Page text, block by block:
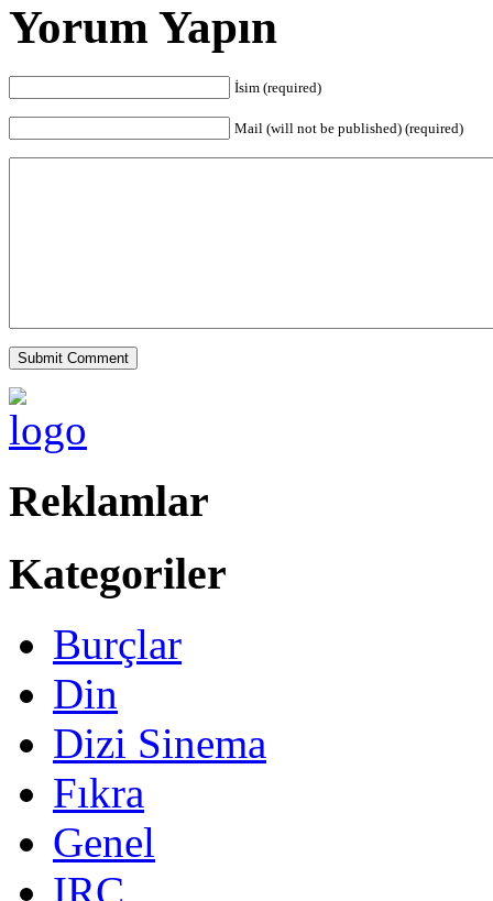
Yorum Yapın
İsim (required)
Mail (will not be published) (required)
Reklamlar
Kategoriler
Burçlar
Din
Dizi Sinema
Fıkra
Genel